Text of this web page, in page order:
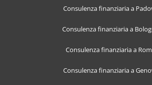
Consulenza finanziaria a
Consulenza finanziaria a
Consulenza finanziaria a
Consulenza finanziaria a